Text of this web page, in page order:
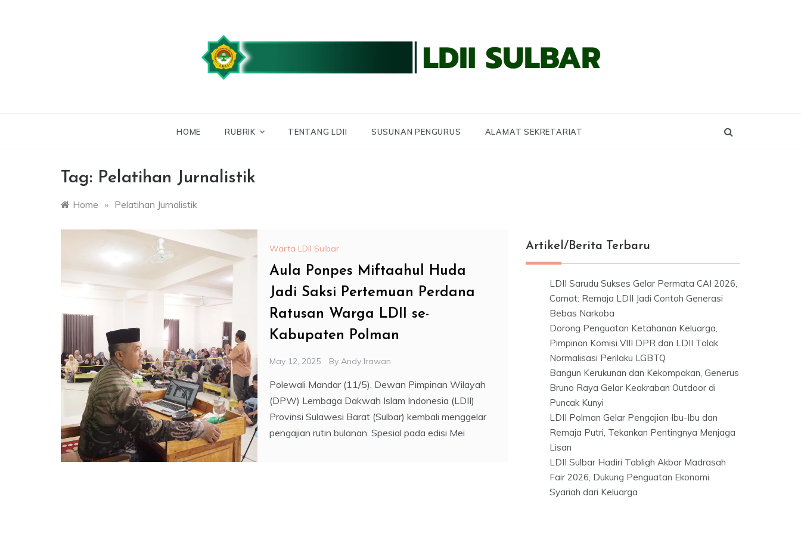
HOME RUBRIK TENTANG LDII SUSUNAN PENGURUS ALAMAT SEKRETARIAT
Tag: Pelatihan Jurnalistik
Home » Pelatihan Jurnalistik
Warta LDII Sulbar
Aula Ponpes Miftaahul Huda
Jadi Saksi Pertemuan Perdana
Ratusan Warga LDII se-
Kabupaten Polman
May 12, 2025 By Andy Irawan
Polewali Mandar (11/5). Dewan Pimpinan Wilayah
(DPW) Lembaga Dakwah Islam Indonesia (LDII)
Provinsi Sulawesi Barat (Sulbar) kembali menggelar
pengajian rutin bulanan. Spesial pada edisi Mei
Artikel/Berita Terbaru
LDII Sarudu Sukses Gelar Permata CAI 2026,
Camat: Remaja LDII Jadi Contoh Generasi
Bebas Narkoba
Dorong Penguatan Ketahanan Keluarga,
Pimpinan Komisi VIII DPR dan LDII Tolak
Normalisasi Perilaku LGBTQ
Bangun Kerukunan dan Kekompakan, Generus
Bruno Raya Gelar Keakraban Outdoor di
Puncak Kunyi
LDII Polman Gelar Pengajian Ibu-Ibu dan
Remaja Putri, Tekankan Pentingnya Menjaga
Lisan
LDII Sulbar Hadiri Tabligh Akbar Madrasah
Fair 2026, Dukung Penguatan Ekonomi
Syariah dari Keluarga